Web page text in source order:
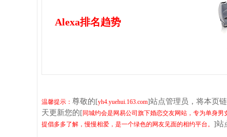
Alexa排名趋势
温馨提示： 尊敬的[yh4.yuehui.163.com]站点管理员，将本页
天更新您的[同城约会是网易公司旗下婚恋交友网站，专为单身
提倡多多了解，慢慢相爱，是一个绿色的网友见面的相约平台。 ]站